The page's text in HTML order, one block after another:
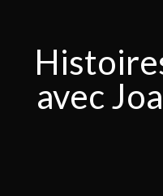
avec